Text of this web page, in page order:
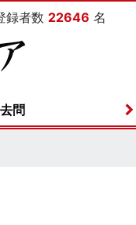
録者数 22646 名
問